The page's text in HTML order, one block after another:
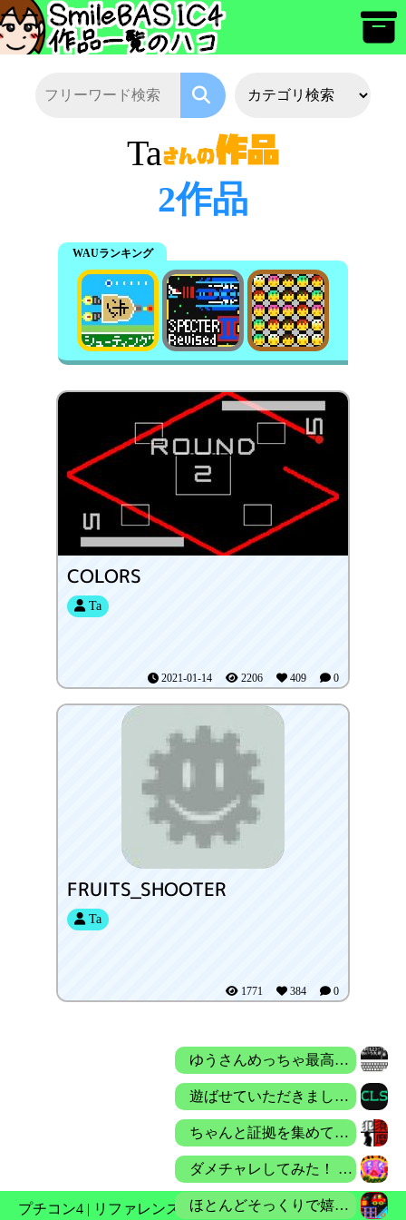
Ta
2作品
WAUランキング
COLORS
Ta
2021-01-14 2206 409 0
FRUITS_SHOOTER
Ta
1771 384 0
ほとんどそっくりで嬉しい！ ただ、音楽をOFFにする機能が欲しいかな・・￥
ダメチャレしてみた！ ・ダンジョン2ボス撃破 ・スキル1 魔法攻撃UP ・ふみこむ 武器攻撃力1110(最強プラズマガトリング) …スレイヤ 119880〜159840
ちゃんと証拠を集めてやっとクリアできました キャロルちゃんに幸あれ
遊ばせていただきました。 とてもコンソール画面の動作を再現していて、とても楽しめました！
ゆうさんめっちゃ最高！！
プチコン4 | リファレンス Nintendo Store